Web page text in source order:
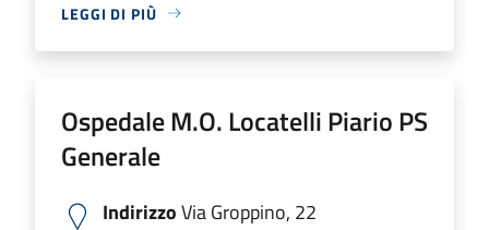
LEGGI DI PIÙ
Ospedale M.O. Locatelli Piario PS
Generale
IndirizzoVia Groppino, 22